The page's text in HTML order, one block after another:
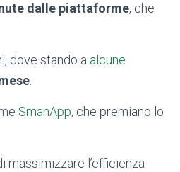
dalle piattaforme, che
dove stando a alcune
SmanApp, che premiano lo
massimizzare l’efficienza